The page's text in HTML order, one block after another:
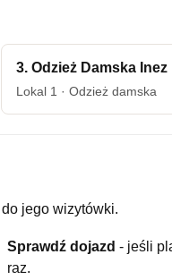
3. Odzież Damska Inez
Lokal 1 · Odzież damska
jego wizytówki.
Sprawdź dojazd - jeśli
raz.